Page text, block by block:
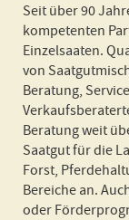
Seit über 90
kompetenten
Einzelsaaten.
von
Beratung,
Beratung weit
Saatgut für die
Forst,
Bereiche an.
oder